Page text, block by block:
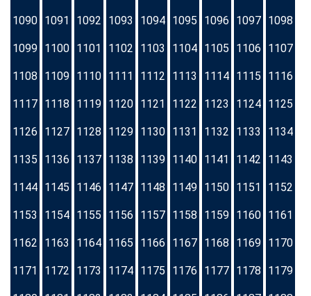
1090 1091 1092 1093 1094 1095 1096 1097 1098
1099 1100 1101 1102 1103 1104 1105 1106 1107
1108 1109 1110 1111 1112 1113 1114 1115 1116
1117 1118 1119 1120 1121 1122 1123 1124 1125
1126 1127 1128 1129 1130 1131 1132 1133 1134
1135 1136 1137 1138 1139 1140 1141 1142 1143
1144 1145 1146 1147 1148 1149 1150 1151 1152
1153 1154 1155 1156 1157 1158 1159 1160 1161
1162 1163 1164 1165 1166 1167 1168 1169 1170
1171 1172 1173 1174 1175 1176 1177 1178 1179